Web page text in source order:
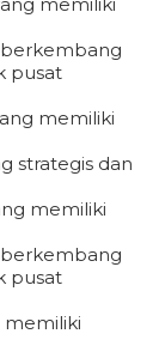
pusat
memiliki
strategis dan
memiliki
pusat
memiliki